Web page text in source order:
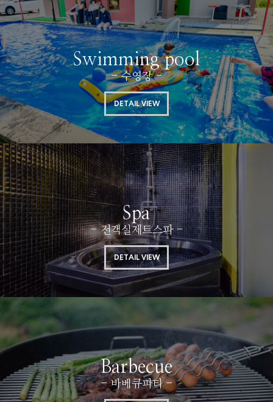
Swimming pool
- 수영장 -
DETAIL VIEW
Spa
- 전객실제트스파 -
DETAIL VIEW
Barbecue
- 바베큐파티 -